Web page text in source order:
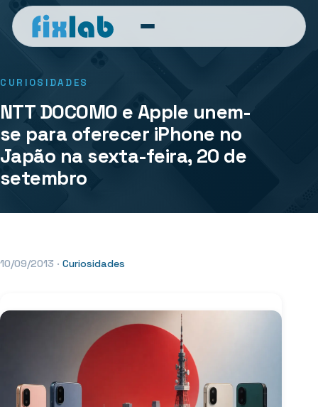
CURIOSIDADES
NTT DOCOMO e Apple unem-
se para oferecer iPhone no
Japão na sexta-feira, 20 de
setembro
10/09/2013 · Curiosidades